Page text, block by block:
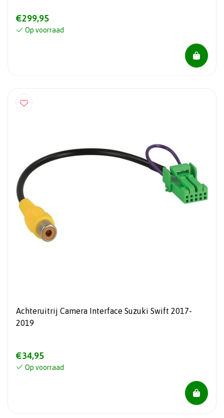
€299,95
Op voorraad
Achteruitrij Camera Interface Suzuki Swift 2017-
2019
€34,95
Op voorraad